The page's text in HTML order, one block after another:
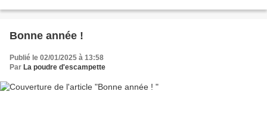
Bonne année !
Publié le 02/01/2025 à 13:58
Par La poudre d'escampette